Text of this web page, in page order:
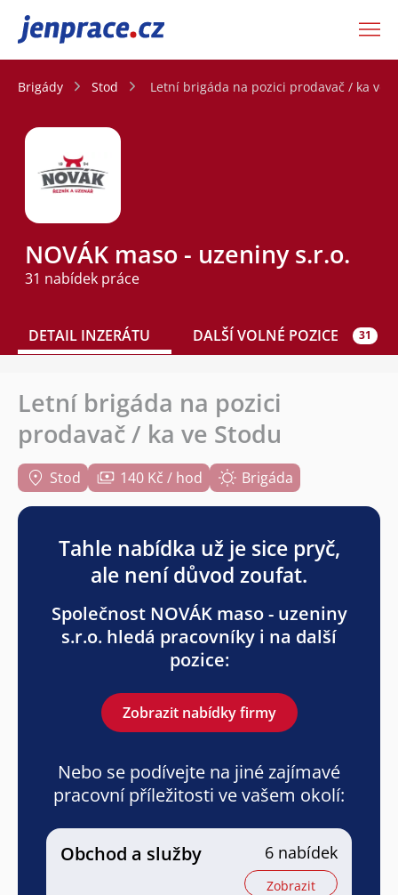
JenPráce.cz
Brigády Stod Letní brigáda na pozici prodavač / ka ve
NOVÁK maso - uzeniny s.r.o.
31 nabídek práce
DETAIL INZERÁTU DALŠÍ VOLNÉ POZICE 31
Letní brigáda na pozici
prodavač / ka ve Stodu
Stod 140 Kč / hod Brigáda
Tahle nabídka už je sice pryč,
ale není důvod zoufat.
Společnost NOVÁK maso - uzeniny
s.r.o. hledá pracovníky i na další
pozice:
Zobrazit nabídky firmy
Nebo se podívejte na jiné zajímavé
pracovní příležitosti ve vašem okolí:
Obchod a služby 6 nabídek
Zobrazit